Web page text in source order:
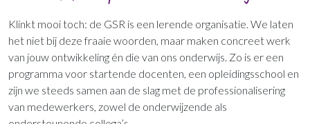
Klinkt mooi toch: de GSR is een lerende organisatie. We laten
het niet bij deze fraaie woorden, maar maken concreet werk
van jouw ontwikkeling én die van ons onderwijs. Zo is er een
programma voor startende docenten, een opleidingsschool en
zijn we steeds samen aan de slag met de professionalisering
van medewerkers, zowel de onderwijzende als